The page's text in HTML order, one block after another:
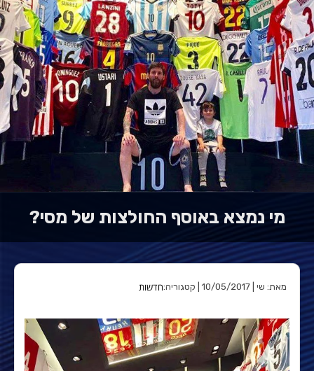
מי נמצא באוסף החולצות של מסי?
מאת: שי | 10/05/2017 | קטגוריה: חדשות